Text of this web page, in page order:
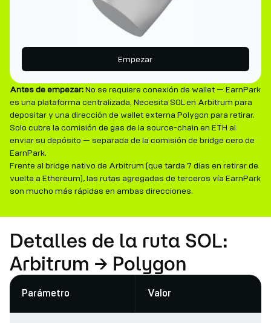
Empezar
Antes de empezar:No se requiere conexión de wallet — EarnPark
es una plataforma centralizada. Necesita SOL en Arbitrum para
depositar y una dirección de wallet externa Polygon para retirar.
Solo cubre la comisión de gas de la source-chain en ETH al
enviar su depósito — separada de la comisión de bridge cero de
EarnPark.
Frente al bridge nativo de Arbitrum (que tarda 7 días en retirar de
vuelta a Ethereum), las rutas agregadas de terceros vía EarnPark
son mucho más rápidas en ambas direcciones.
Detalles de la ruta SOL:
Arbitrum → Polygon
Parámetro Valor